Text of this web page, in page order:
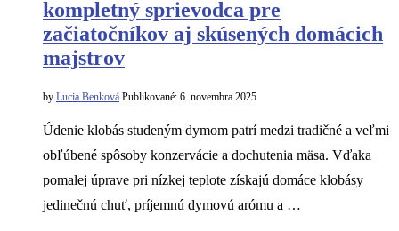
kompletný sprievodca pre
začiatočníkov aj skúsených domácich
majstrov
by Lucia Benková Publikované: 6. novembra 2025
Údenie klobás studeným dymom patrí medzi tradičné a veľmi
obľúbené spôsoby konzervácie a dochutenia mäsa. Vďaka
pomalej úprave pri nízkej teplote získajú domáce klobásy
jedinečnú chuť, príjemnú dymovú arómu a …